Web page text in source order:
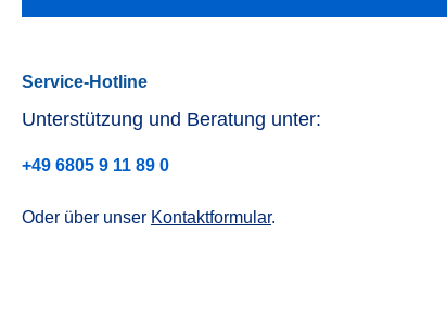
Service-Hotline
Unterstützung und Beratung unter:
+49 6805 9 11 89 0
Oder über unser Kontaktformular.